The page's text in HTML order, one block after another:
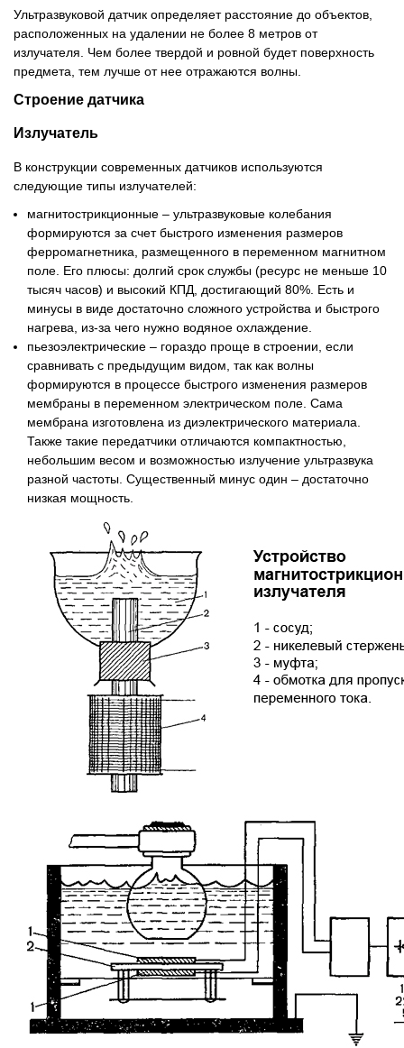
Ультразвуковой датчик определяет расстояние до объектов,
расположенных на удалении не более 8 метров от
излучателя. Чем более твердой и ровной будет поверхность
предмета, тем лучше от нее отражаются волны.
Строение датчика
Излучатель
В конструкции современных датчиков используются
следующие типы излучателей:
магнитострикционные – ультразвуковые колебания
формируются за счет быстрого изменения размеров
ферромагнетника, размещенного в переменном магнитном
поле. Его плюсы: долгий срок службы (ресурс не меньше 10
тысяч часов) и высокий КПД, достигающий 80%. Есть и
минусы в виде достаточно сложного устройства и быстрого
нагрева, из-за чего нужно водяное охлаждение.
пьезоэлектрические – гораздо проще в строении, если
сравнивать с предыдущим видом, так как волны
формируются в процессе быстрого изменения размеров
мембраны в переменном электрическом поле. Сама
мембрана изготовлена из диэлектрического материала.
Также такие передатчики отличаются компактностью,
небольшим весом и возможностью излучение ультразвука
разной частоты. Существенный минус один – достаточно
низкая мощность.